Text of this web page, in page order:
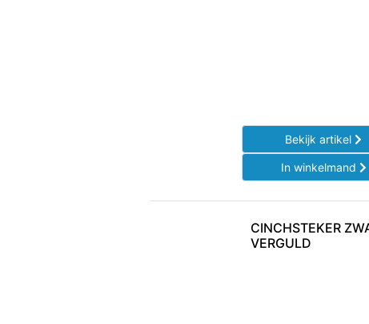
Bekijk artikel
In winkelmand
CINCHSTEKER
VERGULD